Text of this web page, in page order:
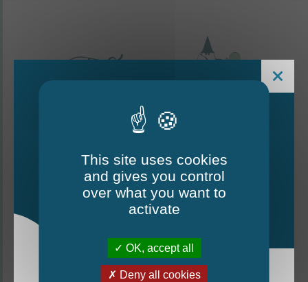
CONTACTEZ-NOUS
Le Mag - édition estivale
This site uses cookies
and gives you control
over what you want to
activate
OK, accept all
Deny all cookies